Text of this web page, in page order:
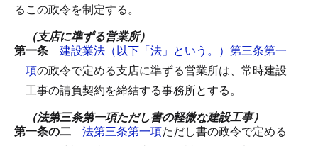
るこの政令を制定する。
（支店に準ずる営業所）
第一条 建設業法（以下「法」という。）第三条第一
項の政令で定める支店に準ずる営業所は、常時建設
工事の請負契約を締結する事務所とする。
（法第三条第一項ただし書の軽微な建設工事）
第一条の二 法第三条第一項ただし書の政令で定める